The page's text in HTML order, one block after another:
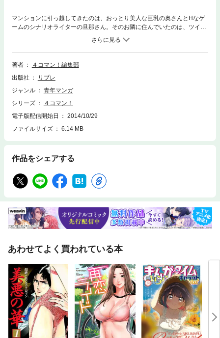
マンションに引っ越してきたのは、おっとり美人な巨乳の奥さんとHなゲ
ームのシナリオライターの旦那さん。そのお隣に住んでいたのは、ツイン
テールの人気デリヘル嬢で!? ほか、エロオタク業界で働くみうらくんの
ヌイたりイレれたりな日常を痛快に描く『エロヲタ業界のみうらくん』な
ど、さくっと楽しいフルカラー４コマ!! 収録：『ねーちゃんはエロ漫画
家』尾野けぬじ/『坂江さん家のご近所づきあい』奏亜希子/『エロヲタ業
ョ話』涼規じゅん
著者
４コマン！編集部
出版社
リブレ
ジャンル
青年マンガ
シリーズ
４コマン！
電子版配信開始日
2014/10/29
ファイルサイズ
6.14 MB
作品をシェアする
あわせてよく買われている本